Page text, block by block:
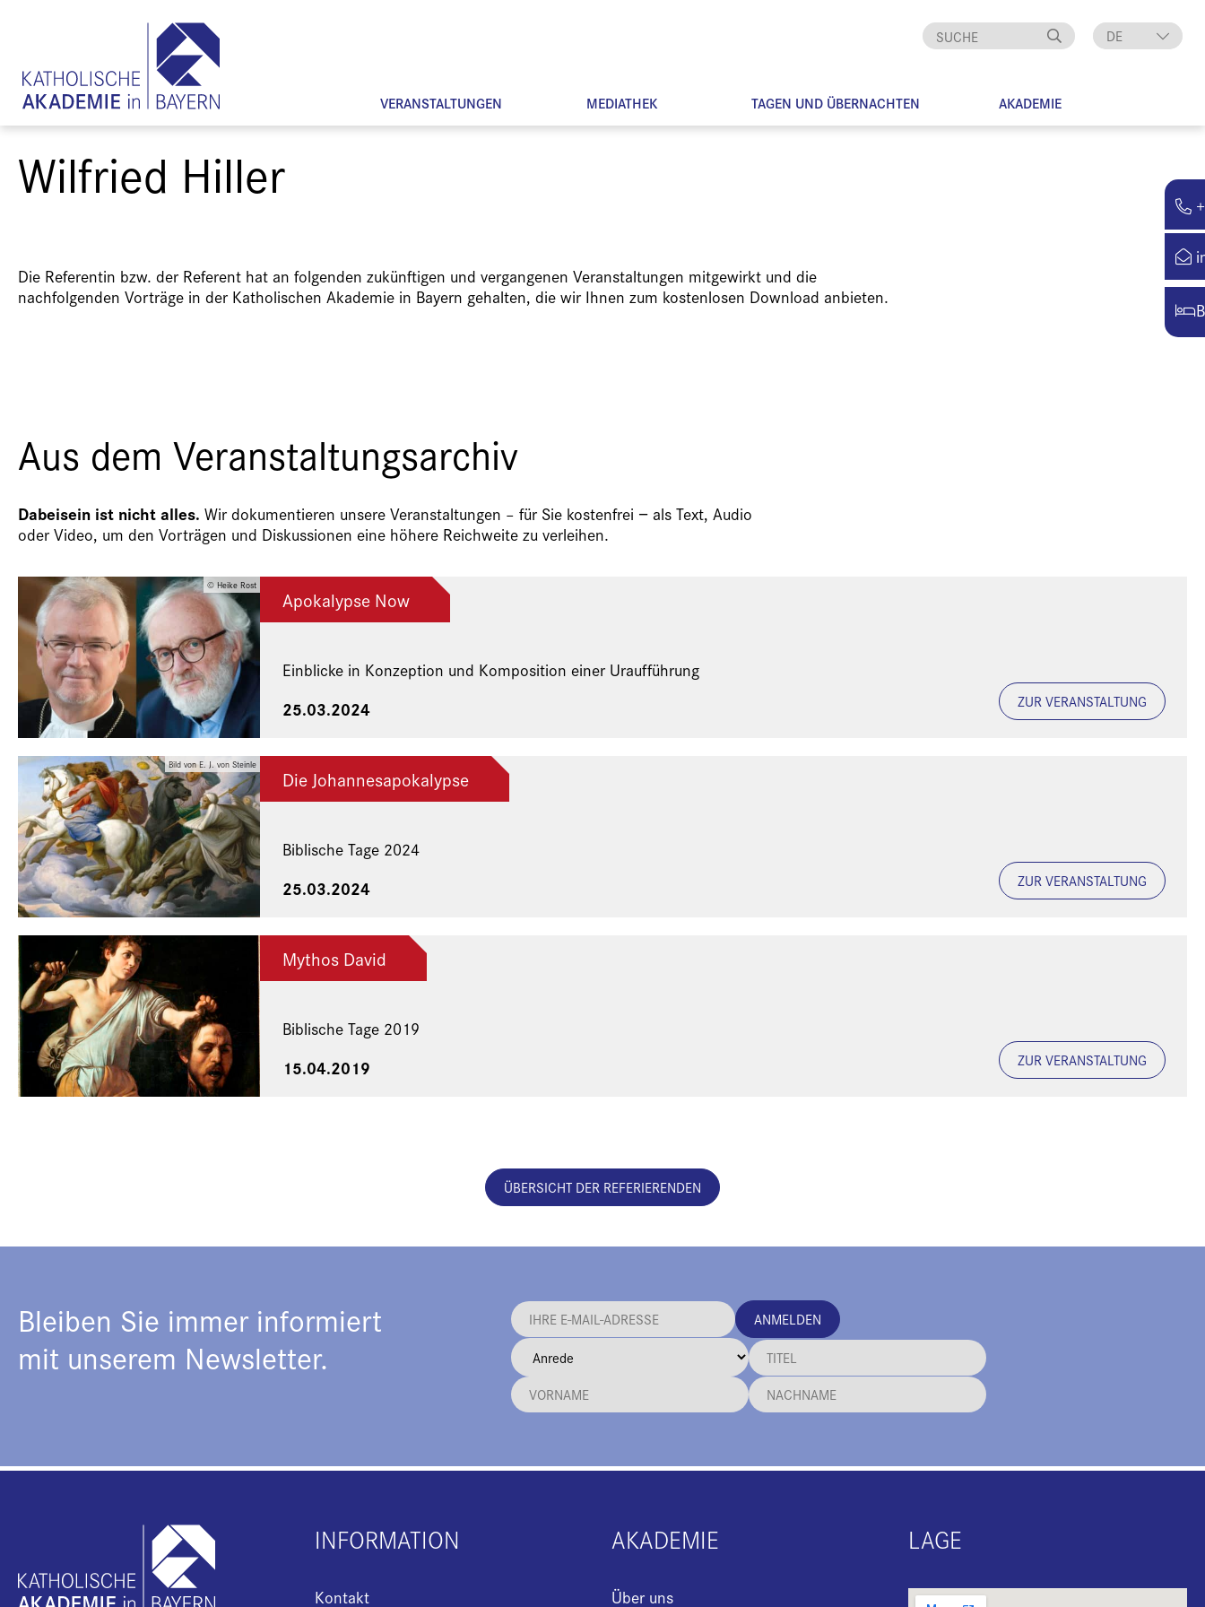
DE
VERANSTALTUNGEN MEDIATHEK TAGEN UND ÜBERNACHTEN AKADEMIE
Wilfried Hiller
Die Referentin bzw. der Referent hat an folgenden zukünftigen und vergangenen Veranstaltungen mitgewirkt und die
nachfolgenden Vorträge in der Katholischen Akademie in Bayern gehalten, die wir Ihnen zum kostenlosen Download anbieten.
Aus dem Veranstaltungsarchiv
Dabeisein ist nicht alles. Wir dokumentieren unsere Veranstaltungen – für Sie kostenfrei − als Text, Audio
oder Video, um den Vorträgen und Diskussionen eine höhere Reichweite zu verleihen.
© Heike Rost
Apokalypse Now
Einblicke in Konzeption und Komposition einer Uraufführung
25.03.2024 ZUR VERANSTALTUNG
Bild von E. J. von Steinle
Die Johannesapokalypse
Biblische Tage 2024
25.03.2024 ZUR VERANSTALTUNG
Mythos David
Biblische Tage 2019
15.04.2019 ZUR VERANSTALTUNG
ÜBERSICHT DER REFERIERENDEN
Bleiben Sie immer informiert
mit unserem Newsletter.
ANMELDEN
INFORMATION
Kontakt
AKADEMIE
Über uns
LAGE